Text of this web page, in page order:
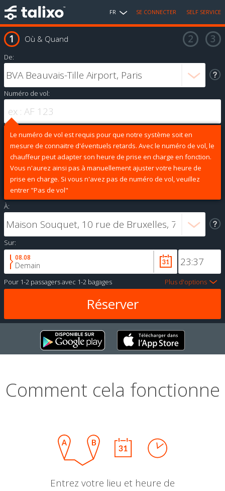
FR SE CONNECTER SELF SERVICE
Où & Quand
De:
Numéro de vol:
Le numéro de vol est requis pour que notre système soit en
mesure de connaitre d'éventuels retards. Avec le numéro de vol, le
chauffeur peut adapter son heure de prise en charge en fonction.
Vous n'aurez ainsi pas à manuellement ajuster votre heure de
prise en charge. Si vous n'avez pas de numéro de vol, veuillez
entrer "Pas de vol"
À:
Sur:
08.08
Demain
Pour 1-2 passagersavec 1-2 bagages Plus d'options
Comment cela fonctionne
Entrez votre lieu et heure de